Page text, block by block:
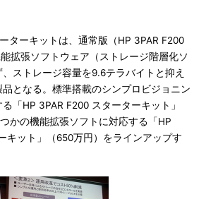
ターキットは、通常版（HP 3PAR F200
拡張ソフトウェア（ストレージ階層化ソ
ストレージ容量を9.6テラバイトと抑え
となる。標準搭載のシンプロビジョニン
「HP 3PAR F200 スターターキット」
かの機能拡張ソフトに対応する「HP
キット」（650万円）をラインアップす